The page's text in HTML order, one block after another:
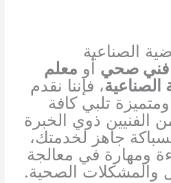
الصناعية
فني صحي أو معلم
الصناعية، فإننا نقدم
تلبي كافة
الفنيين ذوي الخبرة
جاهز لخدمتك،
ومهارة في معالجة
والمشكلات الصحية.